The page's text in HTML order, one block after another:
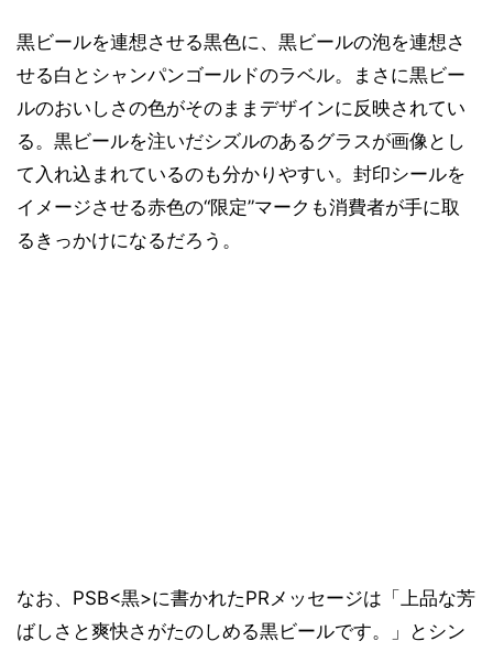
黒ビールを連想させる黒色に、黒ビールの泡を連想さ
せる白とシャンパンゴールドのラベル。まさに黒ビー
ルのおいしさの色がそのままデザインに反映されてい
る。黒ビールを注いだシズルのあるグラスが画像とし
て入れ込まれているのも分かりやすい。封印シールを
イメージさせる赤色の“限定”マークも消費者が手に取
るきっかけになるだろう。
なお、PSB<黒>に書かれたPRメッセージは「上品な芳
ばしさと爽快さがたのしめる黒ビールです。」とシン